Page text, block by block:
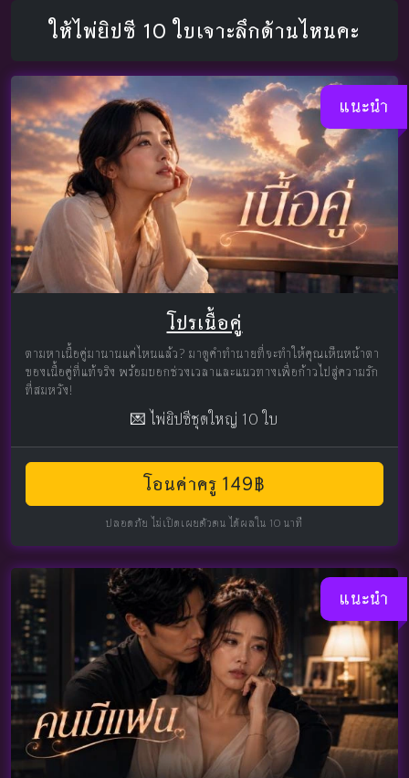
ให้ไพ่ยิปซี 10 ใบเจาะลึกด้านไหนคะ
แนะนำ
โปรเนื้อคู่
ตามหาเนื้อคู่มานานแค่ไหนแล้ว? มาดูคำทำนายที่จะทำให้คุณเห็นหน้าตา
ของเนื้อคู่ที่แท้จริง พร้อมบอกช่วงเวลาและแนวทางเพื่อก้าวไปสู่ความรัก
ที่สมหวัง!
💌 ไพ่ยิปซีชุดใหญ่ 10 ใบ
โอนค่าครู 149฿
ปลอดภัย ไม่เปิดเผยตัวตน ได้ผลใน 10 นาที
แนะนำ